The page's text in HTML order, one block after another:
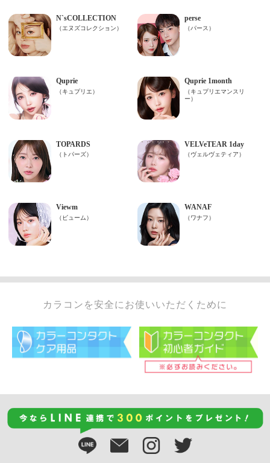
カラコンを安全にお使いいただくために